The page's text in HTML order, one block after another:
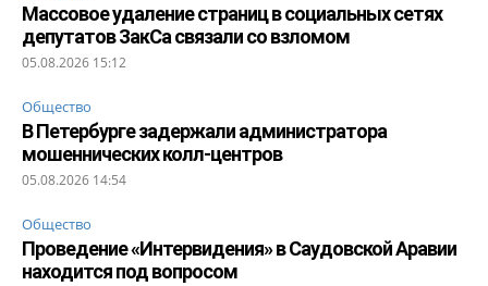
Массовое удаление страниц в социальных сетях
депутатов ЗакСа связали со взломом
05.08.2026 15:12
Общество
В Петербурге задержали администратора
мошеннических колл-центров
05.08.2026 14:54
Общество
Проведение «Интервидения» в Саудовской Аравии
находится под вопросом